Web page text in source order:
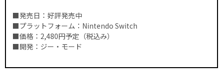
■発売日：好評発売中
■プラットフォーム：Nintendo Switch
■価格：2,480円予定（税込み）
■開発：ジー・モード